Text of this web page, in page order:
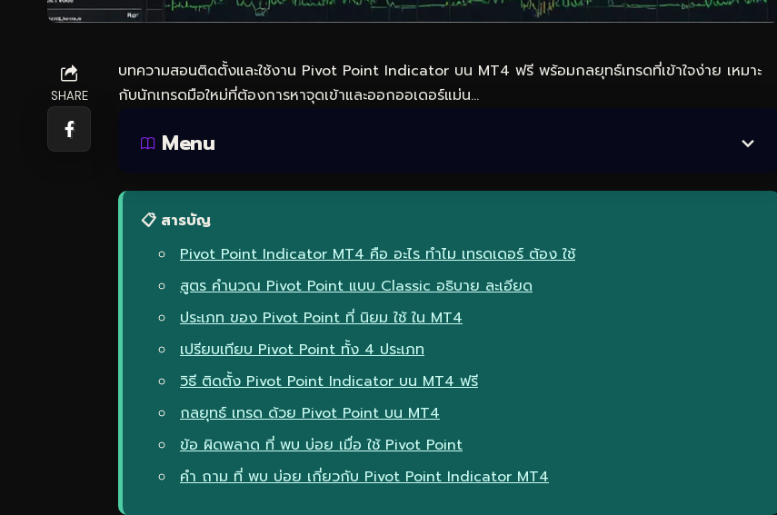
SHARE
บทความสอนติดตั้งและใช้งาน Pivot Point Indicator บน MT4 ฟรี พร้อมกลยุทธ์เทรดที่เข้าใจง่าย เหมาะ
กับนักเทรดมือใหม่ที่ต้องการหาจุดเข้าและออกออเดอร์แม่น…
Menu
📋 สารบัญ
Pivot Point Indicator MT4 คือ อะไร ทำไม เทรดเดอร์ ต้อง ใช้
สูตร คำนวณ Pivot Point แบบ Classic อธิบาย ละเอียด
ประเภท ของ Pivot Point ที่ นิยม ใช้ ใน MT4
เปรียบเทียบ Pivot Point ทั้ง 4 ประเภท
วิธี ติดตั้ง Pivot Point Indicator บน MT4 ฟรี
กลยุทธ์ เทรด ด้วย Pivot Point บน MT4
ข้อ ผิดพลาด ที่ พบ บ่อย เมื่อ ใช้ Pivot Point
คำ ถาม ที่ พบ บ่อย เกี่ยวกับ Pivot Point Indicator MT4